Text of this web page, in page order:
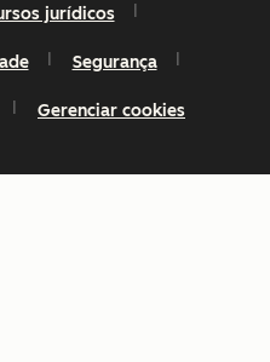
jurídicos
Segurança
Gerenciar cookies